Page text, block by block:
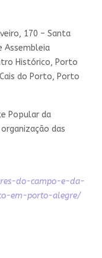
170 – Santa
Assembleia
Histórico, Porto
do Porto, Porto
Popular da
das
do-campo-e-da-
em-porto-alegre/